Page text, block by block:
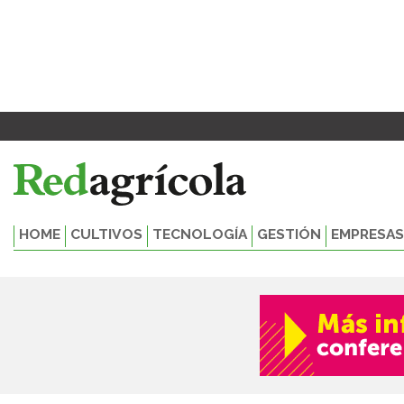
HOME CULTIVOS TECNOLOGÍA GESTIÓN EMPRESAS